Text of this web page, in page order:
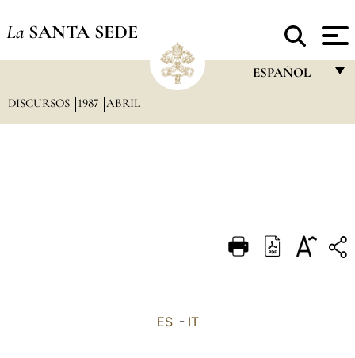
La SANTA SEDE
ESPAÑOL
DEUTSCH
DISCURSOS 1987 ABRIL
ES- IT